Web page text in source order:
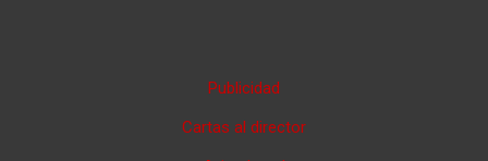
Publicidad
Cartas al director